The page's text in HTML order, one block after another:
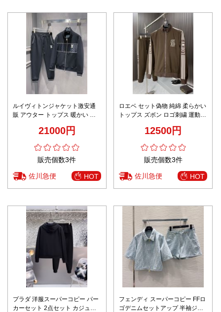
ルイヴィトンジャケット激安通
販 アウター トップス 暖かい 高
21000円
販売個数3件
佐川急便 HOT
ロエベ セット偽物 純綿 柔らかい
トップス ズボン ロゴ刺繍 運動
12500円
販売個数3件
佐川急便 HOT
プラダ 洋服スーパーコピー パー
カーセット 2点セット カジュア
フェンディ スーパーコピー FFロ
ゴデニムセットアップ 半袖ジャ